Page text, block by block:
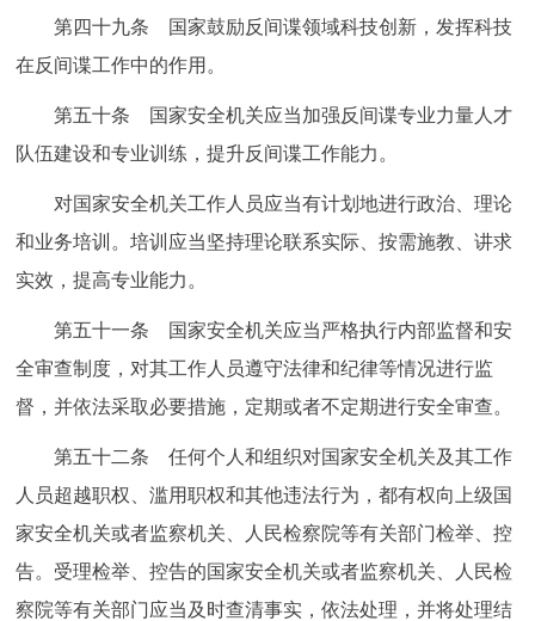
第四十九条 国家鼓励反间谍领域科技创新，发挥科技
在反间谍工作中的作用。
第五十条 国家安全机关应当加强反间谍专业力量人才
队伍建设和专业训练，提升反间谍工作能力。
对国家安全机关工作人员应当有计划地进行政治、理论
和业务培训。培训应当坚持理论联系实际、按需施教、讲求
实效，提高专业能力。
第五十一条 国家安全机关应当严格执行内部监督和安
全审查制度，对其工作人员遵守法律和纪律等情况进行监
督，并依法采取必要措施，定期或者不定期进行安全审查。
第五十二条 任何个人和组织对国家安全机关及其工作
人员超越职权、滥用职权和其他违法行为，都有权向上级国
家安全机关或者监察机关、人民检察院等有关部门检举、控
告。受理检举、控告的国家安全机关或者监察机关、人民检
察院等有关部门应当及时查清事实，依法处理，并将处理结